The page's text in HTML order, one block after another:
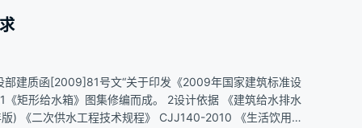
部建质函[2009]81号文“关于印发《2009年国家建筑标准设
矩形给水箱》图集修编而成。 2设计依据 《建筑给水排水
) 《二次供水工程技术规程》 CJJ140-2010 《生活饮用水